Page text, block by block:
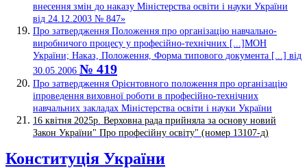
внесення змін до наказу Міністерства освіти і науки України
від 24.12.2003 № 847»
Про затвердження Положення про організацію навчально-
виробничого процесу у професійно-технічних [...]МОН
України; Наказ, Положення, Форма типового документа [...] від
30.05.2006 № 419
Про затвердження Орієнтовного положення про організацію
іпроведення виховної роботи в професійно-технічних
навчальних закладах Міністерства освіти і науки України
16 квітня 2025р. Верховна рада прийняла за основу новий
Закон України" Про професійну освіту" (номер 13107-д)
Конституція України